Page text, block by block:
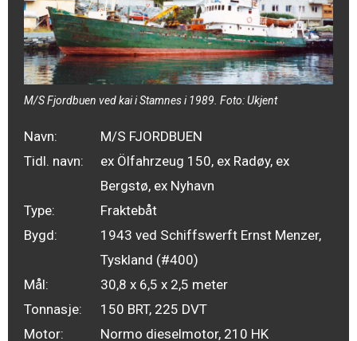
M/S Fjordbuen ved kai i Stamnes i 1989. Foto: Ukjent
Navn:
M/S FJORDBUEN
Tidl. navn:
ex Ölfahrzeug 150, ex Radøy, ex
Bergstø, ex Nyhavn
Type:
Fraktebåt
Bygd:
1943 ved Schiffswerft Ernst Menzer,
Tyskland (#400)
Mål:
30,8 x 6,5 x 2,5 meter
Tonnasje:
150 BRT, 225 DVT
Motor:
Normo dieselmotor, 210 HK